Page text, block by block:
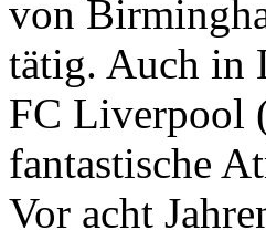
von
tätig. Auch in
FC Liverpool
fantastische
Vor acht